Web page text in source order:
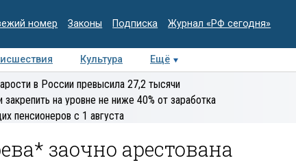
номер Законы Подписка Журнал «РФ сегодня»
Культура Ещё
Интервью Колумнисты
в России превысила 27,2 тысячи
на уровне не ниже 40% от заработка
пенсионеров с 1 августа
заочно арестована